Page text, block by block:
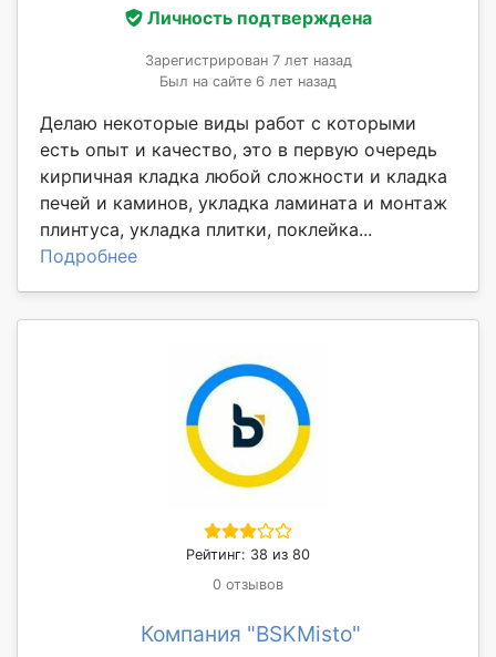
Личность подтверждена
Зарегистрирован 7 лет назад
Был на сайте 6 лет назад
Делаю некоторые виды работ с которыми
есть опыт и качество, это в первую очередь
кирпичная кладка любой сложности и кладка
печей и каминов, укладка ламината и монтаж
плинтуса, укладка плитки, поклейка...
Подробнее
Рейтинг: 38 из 80
0 отзывов
Компания "BSKMisto"